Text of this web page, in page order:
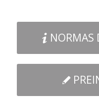
NORMAS